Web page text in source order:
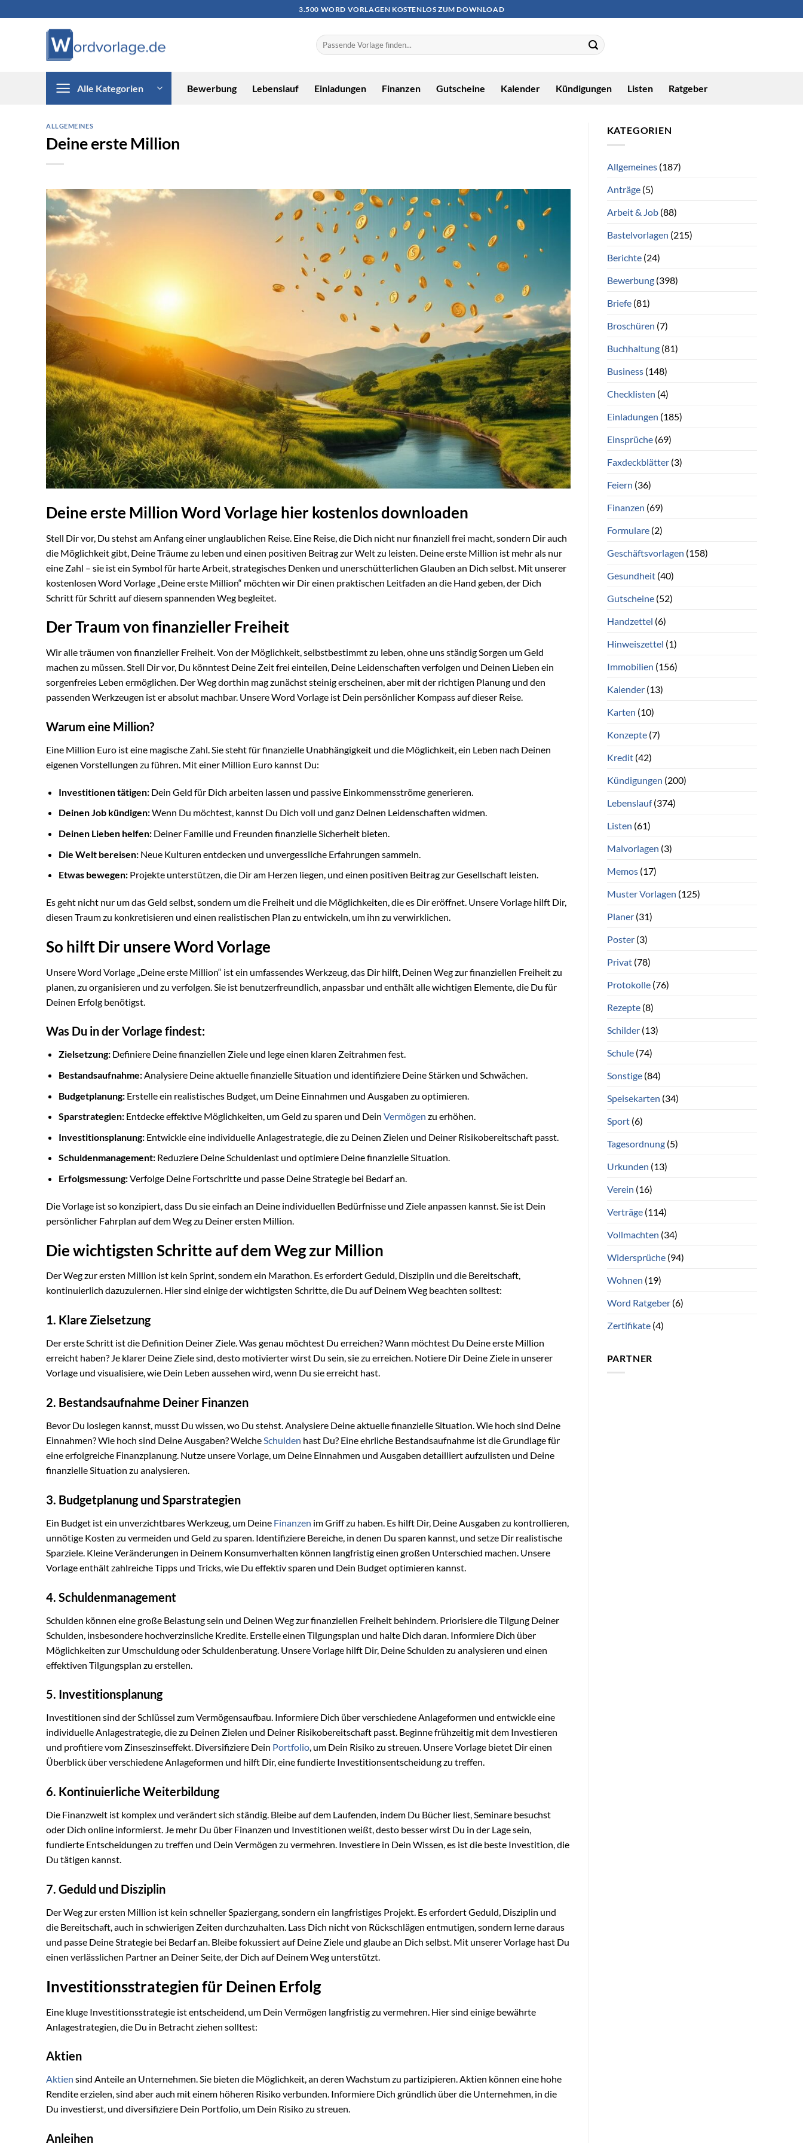
3.500 WORD VORLAGEN KOSTENLOS ZUM DOWNLOAD
Alle Kategorien Bewerbung Lebenslauf Einladungen Finanzen Gutscheine Kalender Kündigungen Listen Ratgeber
ALLGEMEINES
Deine erste Million
Deine erste Million Word Vorlage hier kostenlos downloaden
Stell Dir vor, Du stehst am Anfang einer unglaublichen Reise. Eine Reise, die Dich nicht nur finanziell frei macht, sondern Dir auch
die Möglichkeit gibt, Deine Träume zu leben und einen positiven Beitrag zur Welt zu leisten. Deine erste Million ist mehr als nur
eine Zahl – sie ist ein Symbol für harte Arbeit, strategisches Denken und unerschütterlichen Glauben an Dich selbst. Mit unserer
kostenlosen Word Vorlage „Deine erste Million“ möchten wir Dir einen praktischen Leitfaden an die Hand geben, der Dich
Schritt für Schritt auf diesem spannenden Weg begleitet.
Der Traum von finanzieller Freiheit
Wir alle träumen von finanzieller Freiheit. Von der Möglichkeit, selbstbestimmt zu leben, ohne uns ständig Sorgen um Geld
machen zu müssen. Stell Dir vor, Du könntest Deine Zeit frei einteilen, Deine Leidenschaften verfolgen und Deinen Lieben ein
sorgenfreies Leben ermöglichen. Der Weg dorthin mag zunächst steinig erscheinen, aber mit der richtigen Planung und den
passenden Werkzeugen ist er absolut machbar. Unsere Word Vorlage ist Dein persönlicher Kompass auf dieser Reise.
Warum eine Million?
Eine Million Euro ist eine magische Zahl. Sie steht für finanzielle Unabhängigkeit und die Möglichkeit, ein Leben nach Deinen
eigenen Vorstellungen zu führen. Mit einer Million Euro kannst Du:
Investitionen tätigen:Dein Geld für Dich arbeiten lassen und passive Einkommensströme generieren.
Deinen Job kündigen:Wenn Du möchtest, kannst Du Dich voll und ganz Deinen Leidenschaften widmen.
Deinen Lieben helfen:Deiner Familie und Freunden finanzielle Sicherheit bieten.
Die Welt bereisen:Neue Kulturen entdecken und unvergessliche Erfahrungen sammeln.
Etwas bewegen:Projekte unterstützen, die Dir am Herzen liegen, und einen positiven Beitrag zur Gesellschaft leisten.
Es geht nicht nur um das Geld selbst, sondern um die Freiheit und die Möglichkeiten, die es Dir eröffnet. Unsere Vorlage hilft Dir,
diesen Traum zu konkretisieren und einen realistischen Plan zu entwickeln, um ihn zu verwirklichen.
So hilft Dir unsere Word Vorlage
Unsere Word Vorlage „Deine erste Million“ ist ein umfassendes Werkzeug, das Dir hilft, Deinen Weg zur finanziellen Freiheit zu
planen, zu organisieren und zu verfolgen. Sie ist benutzerfreundlich, anpassbar und enthält alle wichtigen Elemente, die Du für
Deinen Erfolg benötigst.
Was Du in der Vorlage findest:
Zielsetzung:Definiere Deine finanziellen Ziele und lege einen klaren Zeitrahmen fest.
Bestandsaufnahme:Analysiere Deine aktuelle finanzielle Situation und identifiziere Deine Stärken und Schwächen.
Budgetplanung:Erstelle ein realistisches Budget, um Deine Einnahmen und Ausgaben zu optimieren.
Sparstrategien:Entdecke effektive Möglichkeiten, um Geld zu sparen und Dein Vermögen zu erhöhen.
Investitionsplanung:Entwickle eine individuelle Anlagestrategie, die zu Deinen Zielen und Deiner Risikobereitschaft passt.
Schuldenmanagement:Reduziere Deine Schuldenlast und optimiere Deine finanzielle Situation.
Erfolgsmessung:Verfolge Deine Fortschritte und passe Deine Strategie bei Bedarf an.
Die Vorlage ist so konzipiert, dass Du sie einfach an Deine individuellen Bedürfnisse und Ziele anpassen kannst. Sie ist Dein
persönlicher Fahrplan auf dem Weg zu Deiner ersten Million.
Die wichtigsten Schritte auf dem Weg zur Million
Der Weg zur ersten Million ist kein Sprint, sondern ein Marathon. Es erfordert Geduld, Disziplin und die Bereitschaft,
kontinuierlich dazuzulernen. Hier sind einige der wichtigsten Schritte, die Du auf Deinem Weg beachten solltest:
1. Klare Zielsetzung
Der erste Schritt ist die Definition Deiner Ziele. Was genau möchtest Du erreichen? Wann möchtest Du Deine erste Million
erreicht haben? Je klarer Deine Ziele sind, desto motivierter wirst Du sein, sie zu erreichen. Notiere Dir Deine Ziele in unserer
Vorlage und visualisiere, wie Dein Leben aussehen wird, wenn Du sie erreicht hast.
2. Bestandsaufnahme Deiner Finanzen
Bevor Du loslegen kannst, musst Du wissen, wo Du stehst. Analysiere Deine aktuelle finanzielle Situation. Wie hoch sind Deine
Einnahmen? Wie hoch sind Deine Ausgaben? WelcheSchulden hast Du? Eine ehrliche Bestandsaufnahme ist die Grundlage für
eine erfolgreiche Finanzplanung. Nutze unsere Vorlage, um Deine Einnahmen und Ausgaben detailliert aufzulisten und Deine
finanzielle Situation zu analysieren.
3. Budgetplanung und Sparstrategien
Ein Budget ist ein unverzichtbares Werkzeug, um Deine Finanzen im Griff zu haben. Es hilft Dir, Deine Ausgaben zu kontrollieren,
unnötige Kosten zu vermeiden und Geld zu sparen. Identifiziere Bereiche, in denen Du sparen kannst, und setze Dir realistische
Sparziele. Kleine Veränderungen in Deinem Konsumverhalten können langfristig einen großen Unterschied machen. Unsere
Vorlage enthält zahlreiche Tipps und Tricks, wie Du effektiv sparen und Dein Budget optimieren kannst.
4. Schuldenmanagement
Schulden können eine große Belastung sein und Deinen Weg zur finanziellen Freiheit behindern. Priorisiere die Tilgung Deiner
Schulden, insbesondere hochverzinsliche Kredite. Erstelle einen Tilgungsplan und halte Dich daran. Informiere Dich über
Möglichkeiten zur Umschuldung oder Schuldenberatung. Unsere Vorlage hilft Dir, Deine Schulden zu analysieren und einen
effektiven Tilgungsplan zu erstellen.
5. Investitionsplanung
Investitionen sind der Schlüssel zum Vermögensaufbau. Informiere Dich über verschiedene Anlageformen und entwickle eine
individuelle Anlagestrategie, die zu Deinen Zielen und Deiner Risikobereitschaft passt. Beginne frühzeitig mit dem Investieren
und profitiere vom Zinseszinseffekt. Diversifiziere Dein Portfolio, um Dein Risiko zu streuen. Unsere Vorlage bietet Dir einen
Überblick über verschiedene Anlageformen und hilft Dir, eine fundierte Investitionsentscheidung zu treffen.
6. Kontinuierliche Weiterbildung
Die Finanzwelt ist komplex und verändert sich ständig. Bleibe auf dem Laufenden, indem Du Bücher liest, Seminare besuchst
oder Dich online informierst. Je mehr Du über Finanzen und Investitionen weißt, desto besser wirst Du in der Lage sein,
fundierte Entscheidungen zu treffen und Dein Vermögen zu vermehren. Investiere in Dein Wissen, es ist die beste Investition, die
Du tätigen kannst.
7. Geduld und Disziplin
Der Weg zur ersten Million ist kein schneller Spaziergang, sondern ein langfristiges Projekt. Es erfordert Geduld, Disziplin und
die Bereitschaft, auch in schwierigen Zeiten durchzuhalten. Lass Dich nicht von Rückschlägen entmutigen, sondern lerne daraus
und passe Deine Strategie bei Bedarf an. Bleibe fokussiert auf Deine Ziele und glaube an Dich selbst. Mit unserer Vorlage hast Du
einen verlässlichen Partner an Deiner Seite, der Dich auf Deinem Weg unterstützt.
Investitionsstrategien für Deinen Erfolg
Eine kluge Investitionsstrategie ist entscheidend, um Dein Vermögen langfristig zu vermehren. Hier sind einige bewährte
Anlagestrategien, die Du in Betracht ziehen solltest:
Aktien
Aktien sind Anteile an Unternehmen. Sie bieten die Möglichkeit, an deren Wachstum zu partizipieren. Aktien können eine hohe
Rendite erzielen, sind aber auch mit einem höheren Risiko verbunden. Informiere Dich gründlich über die Unternehmen, in die
Du investierst, und diversifiziere Dein Portfolio, um Dein Risiko zu streuen.
Anleihen
KATEGORIEN
Allgemeines(187)
Anträge(5)
Arbeit & Job(88)
Bastelvorlagen (215)
Berichte(24)
Bewerbung(398)
Briefe(81)
Broschüren (7)
Buchhaltung(81)
Business(148)
Checklisten (4)
Einladungen (185)
Einsprüche(69)
Faxdeckblätter(3)
Feiern (36)
Finanzen (69)
Formulare(2)
Geschäftsvorlagen (158)
Gesundheit(40)
Gutscheine(52)
Handzettel (6)
Hinweiszettel (1)
Immobilien (156)
Kalender(13)
Karten (10)
Konzepte(7)
Kredit(42)
Kündigungen (200)
Lebenslauf(374)
Listen (61)
Malvorlagen (3)
Memos(17)
Muster Vorlagen (125)
Planer(31)
Poster(3)
Privat(78)
Protokolle(76)
Rezepte(8)
Schilder(13)
Schule(74)
Sonstige(84)
Speisekarten (34)
Sport(6)
Tagesordnung(5)
Urkunden (13)
Verein (16)
Verträge(114)
Vollmachten (34)
Widersprüche(94)
Wohnen (19)
Word Ratgeber(6)
Zertifikate(4)
PARTNER